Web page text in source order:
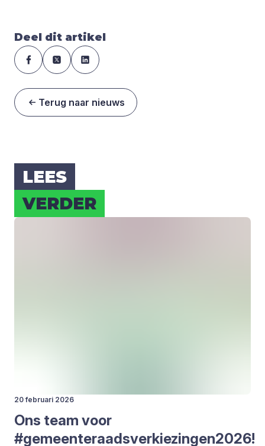
Deel dit artikel
Terug naar nieuws
LEES
VER­DER
20 februari 2026
Ons team voor
#gemeenteraadsverkiezingen2026!